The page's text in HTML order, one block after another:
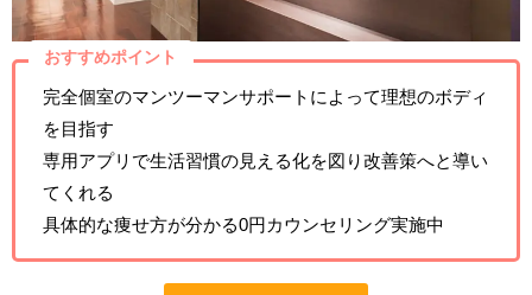
おすすめポイント
完全個室のマンツーマンサポートによって理想のボディ
を目指す
専用アプリで生活習慣の見える化を図り改善策へと導い
てくれる
具体的な痩せ方が分かる0円カウンセリング実施中